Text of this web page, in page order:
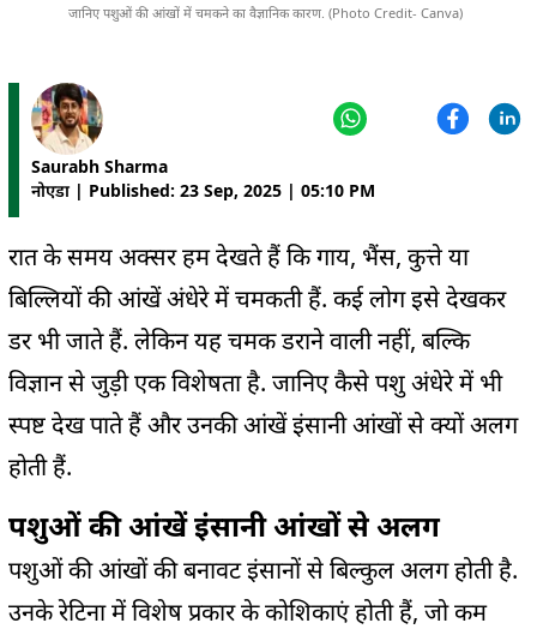
जानिए पशुओं की आंखों में चमकने का वैज्ञानिक कारण. (Photo Credit- Canva)
Saurabh Sharma
नोएडा | Published: 23 Sep, 2025 | 05:10 PM
रात के समय अक्सर हम देखते हैं कि गाय, भैंस, कुत्ते या
बिल्लियों की आंखें अंधेरे में चमकती हैं. कई लोग इसे देखकर
डर भी जाते हैं. लेकिन यह चमक डराने वाली नहीं, बल्कि
विज्ञान से जुड़ी एक विशेषता है. जानिए कैसे पशु अंधेरे में भी
स्पष्ट देख पाते हैं और उनकी आंखें इंसानी आंखों से क्यों अलग
होती हैं.
पशुओं की आंखें इंसानी आंखों से अलग
पशुओं की आंखों की बनावट इंसानों से बिल्कुल अलग होती है.
उनके रेटिना में विशेष प्रकार के कोशिकाएं होती हैं, जो कम